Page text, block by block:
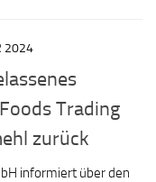
2024
Trading
zurück
informiert über den